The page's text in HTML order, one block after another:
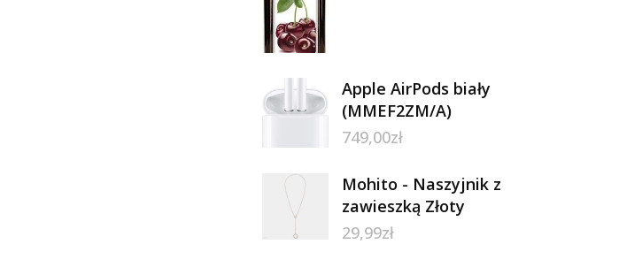
Apple AirPods biały
(MMEF2ZM/A)
749,00zł
Mohito - Naszyjnik z
zawieszką Złoty
29,99zł